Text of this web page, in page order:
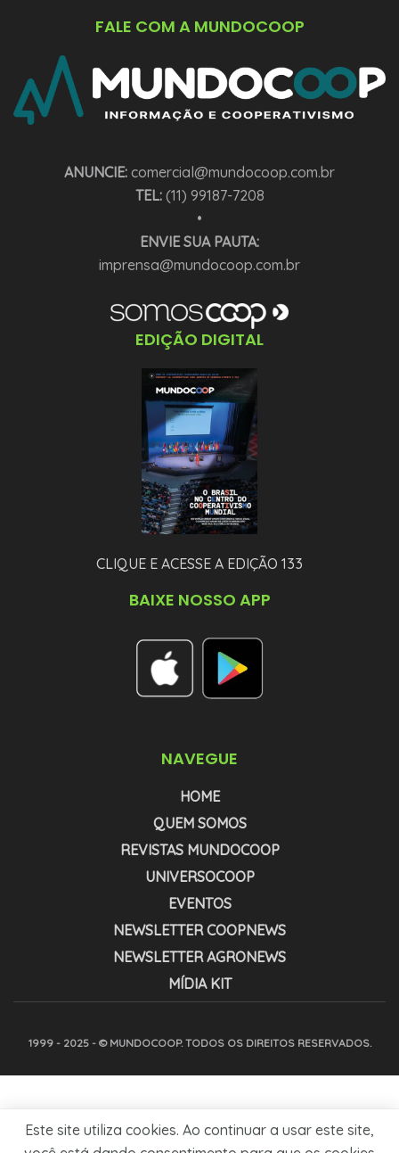
FALE COM A MUNDOCOOP
ANUNCIE: comercial@mundocoop.com.br
TEL:(11) 99187-7208
•
ENVIE SUA PAUTA:
imprensa@mundocoop.com.br
EDIÇÃO DIGITAL
CLIQUE E ACESSE A EDIÇÃO 133
BAIXE NOSSO APP
NAVEGUE
HOME
QUEM SOMOS
REVISTAS MUNDOCOOP
UNIVERSOCOOP
EVENTOS
NEWSLETTER COOPNEWS
NEWSLETTER AGRONEWS
MÍDIA KIT
1999 - 2025 - © MUNDOCOOP. TODOS OS DIREITOS RESERVADOS.
Este site utiliza cookies. Ao continuar a usar este site,